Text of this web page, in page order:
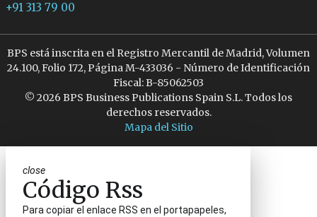
+91 313 79 00
BPS está inscrita en el Registro Mercantil de Madrid, Volumen
24.100, Folio 172, Página M-433036 - Número de Identificación
Fiscal: B-85062503
© 2026 BPS Business Publications Spain S.L. Todos los
derechos reservados.
Mapa del Sitio
close
Código Rss
Para copiar el enlace RSS en el portapapeles,